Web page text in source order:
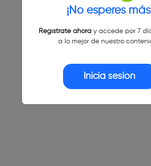
¡No esperes
Regístrate ahoray accede por 7
a lo mejor de nuestro
Inicia sesión